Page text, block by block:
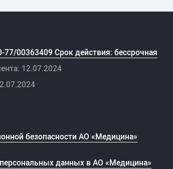
00363409 Срок действия: бессрочная
12.07.2024
безопасности АО «Медицина»
данных в АО «Медицина»